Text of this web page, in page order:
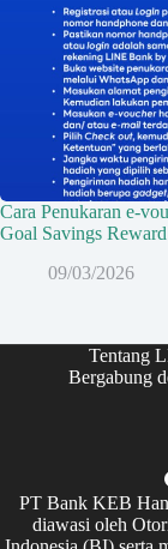
Cara Penukaran e-
Goal Savings Reward
09/03/2026
Tentang
Bergabung
PT Bank KEB
diawasi oleh